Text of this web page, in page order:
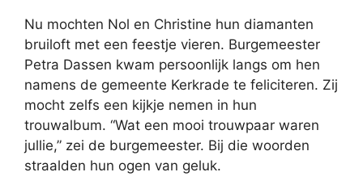
Nu mochten Nol en Christine hun diamanten
bruiloft met een feestje vieren. Burgemeester
Petra Dassen kwam persoonlijk langs om hen
namens de gemeente Kerkrade te feliciteren. Zij
mocht zelfs een kijkje nemen in hun
trouwalbum. “Wat een mooi trouwpaar waren
jullie,” zei de burgemeester. Bij die woorden
straalden hun ogen van geluk.